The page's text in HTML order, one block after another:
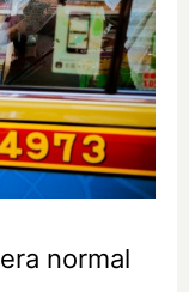
normal